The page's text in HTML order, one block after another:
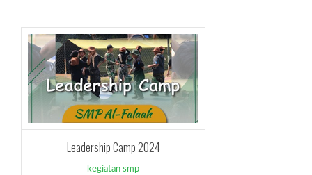
Leadership Camp 2024
kegiatan smp